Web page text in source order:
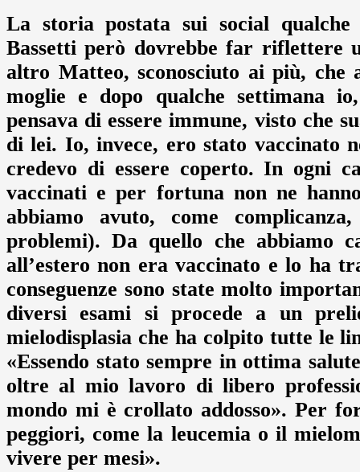
La storia postata sui social qualche
Bassetti però dovrebbe far riflettere
altro Matteo, sconosciuto ai più,
moglie e dopo qualche settimana
pensava di essere immune, visto che
di lei. Io, invece, ero stato vaccinato
credevo di essere coperto. In ogni
vaccinati e per fortuna non ne
abbiamo avuto, come
problemi). Da quello che abbiamo
all’estero non era vaccinato e lo ha
conseguenze sono state molto
diversi esami si procede a un
mielodisplasia che ha colpito tutte le
«Essendo stato sempre in ottima
oltre al mio lavoro di libero
mondo mi è crollato addosso». Per
peggiori, come la leucemia o il
vivere per mesi».